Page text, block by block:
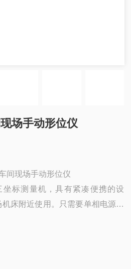
场手动形位仪
间现场手动形位仪
坐标测量机，具有紧凑便携的设
床附近使用。只需要单相电源，
测量软件和创新的设计，